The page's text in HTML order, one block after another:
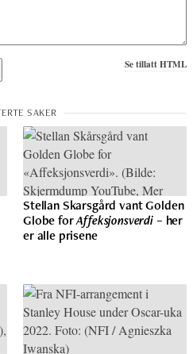
Se tillatt HTML
Stellan Skarsgård vant Golden
Globe forAffeksjonsverdi– her
er alle prisene